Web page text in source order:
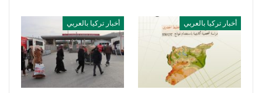
أخبار تركيا بالعربي أخبار تركيا بالعربي